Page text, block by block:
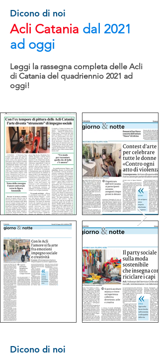
Dicono di noi
Acli Catania dal 2021
ad oggi
Leggi la rassegna completa delle Acli
di Catania del quadriennio 2021 ad
oggi!
Dicono di noi